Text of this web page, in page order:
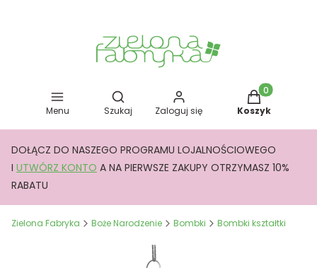
Menu
Otwórz wyszukiwarkę
Szukaj Zaloguj się
Produkty w
Koszyk
DOŁĄCZ DO NASZEGO PROGRAMU LOJALNOŚCIOWEGO
I UTWÓRZ KONTO A NA PIERWSZE ZAKUPY OTRZYMASZ 10%
RABATU
Zielona Fabryka Boże Narodzenie Bombki Bombki kształtki